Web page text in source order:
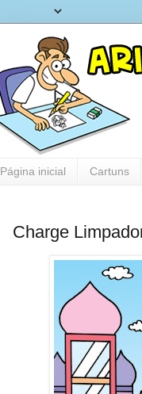
Página inicial Cartuns
Charge